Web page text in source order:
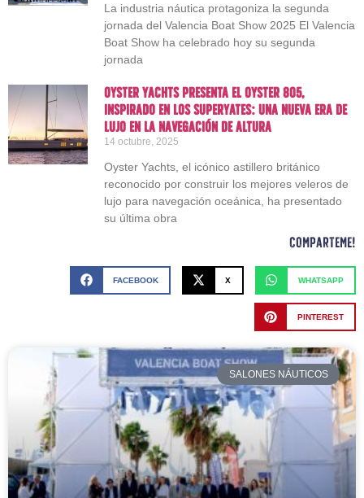
Comparteme!
FACEBOOK X WHATSAPP
PINTEREST
SALONES NÁUTICOS
La industria náutica protagoniza la segunda
jornada del Valencia Boat Show 2025 El Valencia
Boat Show ha celebrado hoy su segunda
jornada
Oyster Yachts presenta el Oyster 805,
inspirado en los superyates: una nueva era de
lujo en la navegación de altura
14 octubre, 2025
Oyster Yachts, el icónico astillero británico
reconocido por construir los mejores veleros de
lujo para navegación oceánica, ha presentado
su última obra